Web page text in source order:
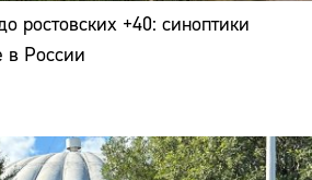
ростовских +40: синоптики
в России